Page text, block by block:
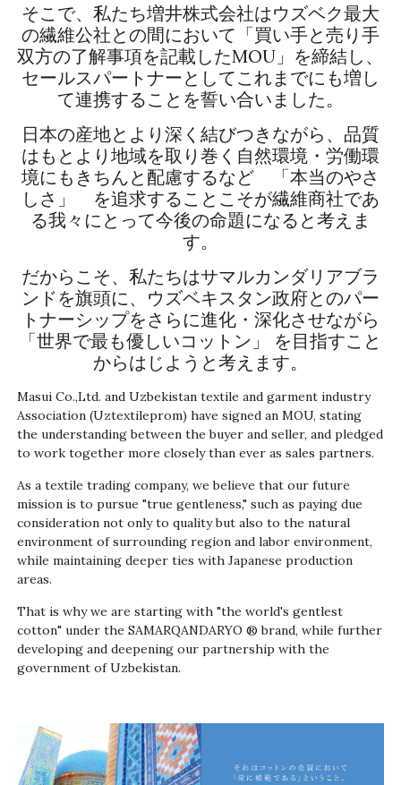
そこで、私たち増井株式会社はウズベク最大
の繊維公社との間において「買い手と売り手
双方の了解事項を記載したMOU」を締結し、
セールスパートナーとしてこれまでにも増し
て連携することを誓い合いました。
日本の産地とより深く結びつきながら、品質
はもとより地域を取り巻く自然環境・労働環
境にもきちんと配慮するなど 「本当のやさ
しさ」 を追求することこそが繊維商社であ
る我々にとって今後の命題になると考えま
す。
だからこそ、私たちはサマルカンダリアブラ
ンドを旗頭に、ウズベキスタン政府とのパー
トナーシップをさらに進化・深化させながら
「世界で最も優しいコットン」 を目指すこと
からはじようと考えます。
Masui Co.,Ltd. and Uzbekistan textile and garment industry
Association (Uztextileprom) have signed an MOU, stating
the understanding between the buyer and seller, and pledged
to work together more closely than ever as sales partners.
As a textile trading company, we believe that our future
mission is to pursue "true gentleness," such as paying due
consideration not only to quality but also to the natural
environment of surrounding region and labor environment,
while maintaining deeper ties with Japanese production
areas.
That is why we are starting with "the world's gentlest
cotton" under the SAMARQANDARYO ® brand, while further
developing and deepening our partnership with the
government of Uzbekistan.